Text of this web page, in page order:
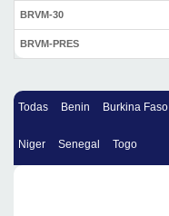
BRVM-30
BRVM-PRES
Todas Benin Burkina Faso
Niger Senegal Togo